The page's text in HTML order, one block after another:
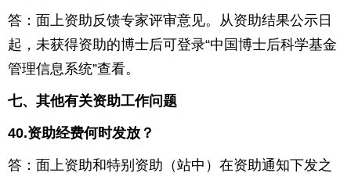
答：面上资助反馈专家评审意见。从资助结果公示日
起，未获得资助的博士后可登录“中国博士后科学基金
管理信息系统”查看。
七、其他有关资助工作问题
40.资助经费何时发放？
答：面上资助和特别资助（站中）在资助通知下发之